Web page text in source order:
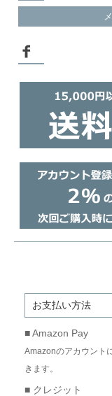
お支払い方法
■ Amazon Pay
Amazonのアカウント
きます。
■ クレジット